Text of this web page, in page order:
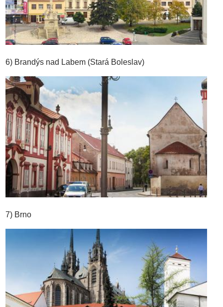
6) Brandýs nad Labem (Stará Boleslav)
7) Brno